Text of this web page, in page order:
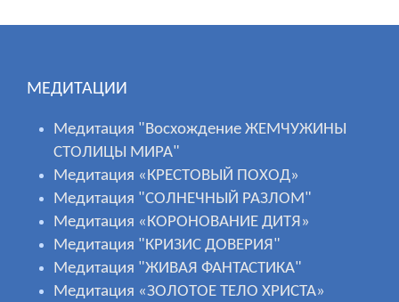
МЕДИТАЦИИ
Медитация "Восхождение ЖЕМЧУЖИНЫ
СТОЛИЦЫ МИРА"
Медитация «КРЕСТОВЫЙ ПОХОД»
Медитация "СОЛНЕЧНЫЙ РАЗЛОМ"
Медитация «КОРОНОВАНИЕ ДИТЯ»
Медитация "КРИЗИС ДОВЕРИЯ"
Медитация "ЖИВАЯ ФАНТАСТИКА"
Медитация «ЗОЛОТОЕ ТЕЛО ХРИСТА»